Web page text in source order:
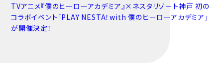
TVアニメ『僕のヒーローアカデミア』×ネスタリゾート神戸 初の
コラボイベント「PLAY NESTA！with 僕のヒーローアカデミア」
が開催決定！